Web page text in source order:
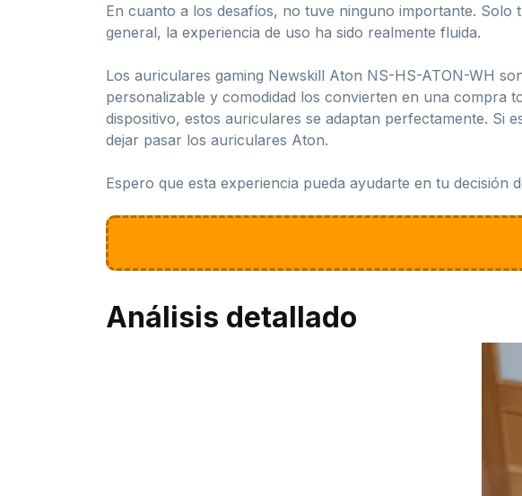
En cuanto a los desafíos, no tuve ninguno importante.
general, la experiencia de uso ha sido realmente fluida.
Los auriculares gaming Newskill Aton NS-HS-ATON-WH
personalizable y comodidad los convierten en una compra
dispositivo, estos auriculares se adaptan perfectamente. Si
dejar pasar los auriculares Aton.
Espero que esta experiencia pueda ayudarte en tu decisión
Análisis detallado